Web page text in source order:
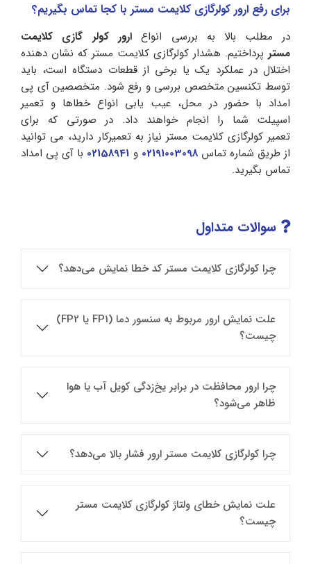
برای رفع ارور کولرگازی کلایمت مستر با کجا تماس بگیریم؟
در مطلب بالا به بررسی انواع ارور کولر گازی کلایمت
مستر پرداختیم. هشدار کولرگازی کلایمت مستر که نشان دهنده
اختلال در عملکرد یک یا برخی از قطعات دستگاه است، باید
توسط تکنسین متخصص بررسی و رفع شود. متخصصین آی پی
امداد با حضور در محل، عیب یابی انواع خطاها و تعمیر
اسپیلت شما را انجام خواهند داد. در صورتی که برای
تعمیر کولرگازی کلایمت مستر نیاز به تعمیرکار دارید، می توانید
از طریق شماره تماس02191003098 و 02158941 با آی پی امداد
تماس بگیرید.
سوالات متداول
چرا کولرگازی کلایمت مستر کد خطا نمایش می‌دهد؟
علت نمایش ارور مربوط به سنسور دما (FP1 یا FP2)
چیست؟
چرا ارور محافظت در برابر یخ‌زدگی کویل آب یا هوا
ظاهر می‌شود؟
چرا کولرگازی کلایمت‌ مستر ارور فشار بالا می‌دهد؟
علت نمایش خطای ولتاژ کولرگازی کلایمت مستر
چیست؟